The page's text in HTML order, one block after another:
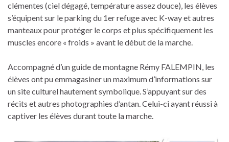
clémentes (ciel dégagé, température assez douce), les élèves
s’équipent sur le parking du 1er refuge avec K-way et autres
manteaux pour protéger le corps et plus spécifiquement les
muscles encore « froids » avant le début de la marche.
Accompagné d’un guide de montagne Rémy FALEMPIN, les
élèves ont pu emmagasiner un maximum d’informations sur
un site culturel hautement symbolique. S’appuyant sur des
récits et autres photographies d’antan. Celui-ci ayant réussi à
captiver les élèves durant toute la marche.